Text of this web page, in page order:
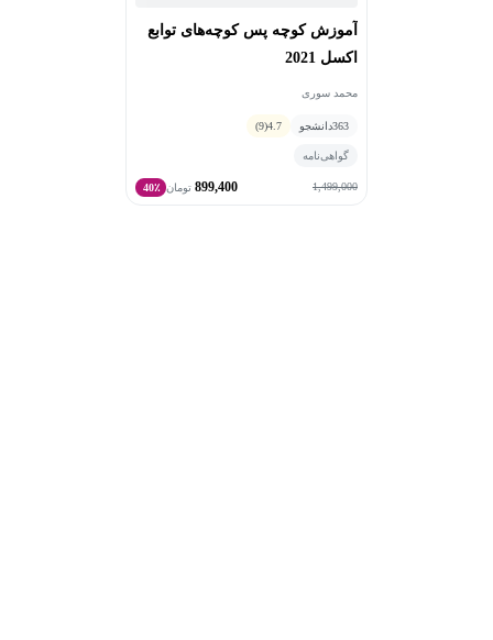
حرفه‌ای‌ها در اکسل می‌دانند! (کتاب الکترونیکی)، از آثار
ایشان است.
آموزش کوچه پس کوچه‌های توابع
اکسل 2021
محمد سوری
363دانشجو 4.7
(9)
گواهی‌نامه
1,499,000
899,400 تومان 40٪